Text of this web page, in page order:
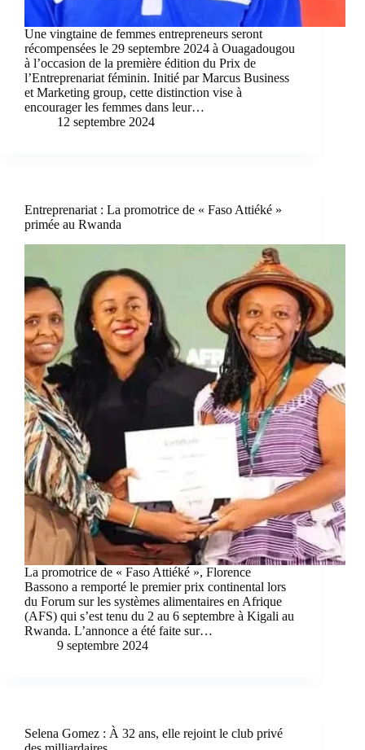
Une vingtaine de femmes entrepreneurs seront
récompensées le 29 septembre 2024 à Ouagadougou
à l’occasion de la première édition du Prix de
l’Entreprenariat féminin. Initié par Marcus Business
et Marketing group, cette distinction vise à
encourager les femmes dans leur…
12 septembre 2024
Entreprenariat : La promotrice de « Faso Attiéké »
primée au Rwanda
La promotrice de « Faso Attiéké », Florence
Bassono a remporté le premier prix continental lors
du Forum sur les systèmes alimentaires en Afrique
(AFS) qui s’est tenu du 2 au 6 septembre à Kigali au
Rwanda. L’annonce a été faite sur…
9 septembre 2024
Selena Gomez : À 32 ans, elle rejoint le club privé